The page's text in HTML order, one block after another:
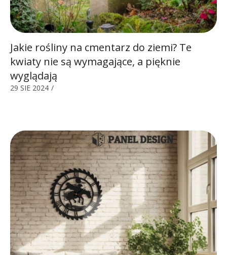
Jakie rośliny na cmentarz do ziemi? Te
kwiaty nie są wymagające, a pięknie
wyglądają
29 SIE 2024 /